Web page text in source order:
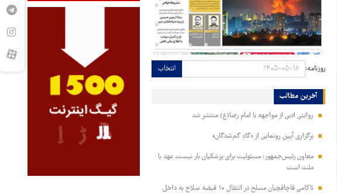
روزنامه: انتخاب
آخرین مطالب
روایتی ادبی از مواجهه با امام رضا(ع) منتشر شد
برگزاری آیین رونمایی از «گاهِ گم‌شدگان»
معاون رئیس‌جمهور: مسئولیت برای پزشکیان بار نیست، عهد با
ملت است
ناکامی قاچاقچیان مسلح در انتقال ۱۰ قبضه سلاح به داخل